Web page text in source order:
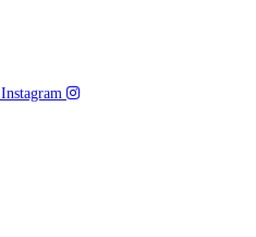
Instagram